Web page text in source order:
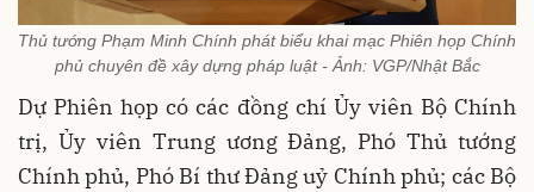
Thủ tướng Phạm Minh Chính phát biểu khai mạc Phiên họp Chính
phủ chuyên đề xây dựng pháp luật - Ảnh: VGP/Nhật Bắc
Dự Phiên họp có các đồng chí Ủy viên Bộ Chính
trị, Ủy viên Trung ương Đảng, Phó Thủ tướng
Chính phủ, Phó Bí thư Đảng uỷ Chính phủ; các Bộ